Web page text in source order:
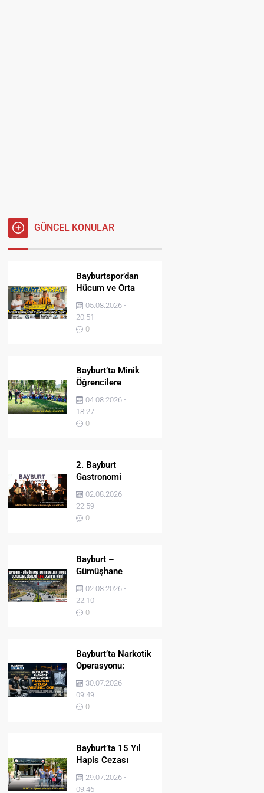
GÜNCEL KONULAR
Bayburtspor’dan
Hücum ve Orta
Sahaya İki Önemli
Takviye
05.08.2026 -
20:51
0
Bayburt’ta Minik
Öğrencilere
Jandarma Mesleği
Tanıtıldı
04.08.2026 -
18:27
0
2. Bayburt
Gastronomi
Festivali BAYDER
Müzik Korosu
Konseriyle Final
Yaptı
02.08.2026 -
22:59
0
Bayburt –
Gümüşhane
Hattında Elektronik
Denetleme Sistemi
(EDS) Devreye Girdi
02.08.2026 -
22:10
0
Bayburt’ta Narkotik
Operasyonu:
Midesinden 47
Parça Uyuşturucu
Çıktı!
30.07.2026 -
09:49
0
Bayburt’ta 15 Yıl
Hapis Cezası
Bulunan Şahıs
JASAT’ın
29.07.2026 -
09:46